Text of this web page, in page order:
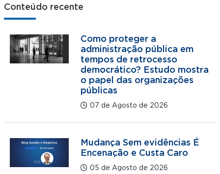
Conteúdo recente
Como proteger a
administração pública em
tempos de retrocesso
democrático? Estudo mostra
o papel das organizações
públicas
07 de Agosto de 2026
Mudança Sem evidências É
Encenação e Custa Caro
05 de Agosto de 2026